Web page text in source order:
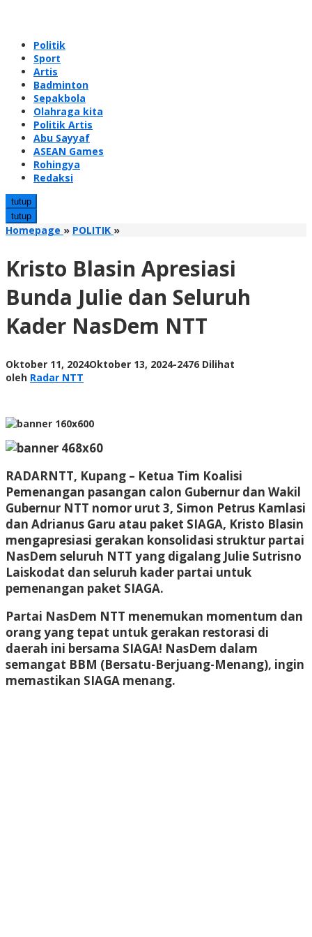
Politik
Sport
Artis
Badminton
Sepakbola
Olahraga kita
Politik Artis
Abu Sayyaf
ASEAN Games
Rohingya
Redaksi
tutup
tutup
Homepage » POLITIK »Kristo
Bunda
dan
Seluruh
Kader
NasDem
Kristo Blasin Apresiasi
Bunda Julie dan Seluruh
Kader NasDem NTT
Oktober 11, 2024Oktober 13, 2024oleh
-2476 Dilihat
oleh Radar NTT
RADARNTT, Kupang – Ketua Tim Koalisi
Pemenangan pasangan calon Gubernur dan Wakil
Gubernur NTT nomor urut 3, Simon Petrus Kamlasi
dan Adrianus Garu atau paket SIAGA, Kristo Blasin
mengapresiasi gerakan konsolidasi struktur partai
NasDem seluruh NTT yang digalang Julie Sutrisno
Laiskodat dan seluruh kader partai untuk
pemenangan paket SIAGA.
Partai NasDem NTT menemukan momentum dan
orang yang tepat untuk gerakan restorasi di
daerah ini bersama SIAGA! NasDem dalam
semangat BBM (Bersatu-Berjuang-Menang), ingin
memastikan SIAGA menang.